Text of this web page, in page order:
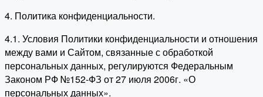
4. Политика конфиденциальности.
4.1. Условия Политики конфиденциальности и отношения
между вами и Сайтом, связанные с обработкой
персональных данных, регулируются Федеральным
Законом РФ №152-ФЗ от 27 июля 2006г. «О
персональных данных».